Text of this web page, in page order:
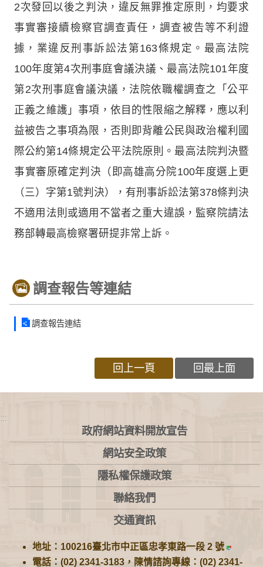
2次發回以後之判決，違反無罪推定原則，均要求
事實審接續檢察官調查責任，調查被告等不利證
據，業違反刑事訴訟法第163條規定。最高法院
100年度第4次刑事庭會議決議、最高法院101年度
第2次刑事庭會議決議，法院依職權調查之「公平
正義之維護」事項，依目的性限縮之解釋，應以利
益被告之事項為限，否則即背離公民與政治權利國
際公約第14條規定公平法院原則。最高法院判決暨
事實審原確定判決（即高雄高分院100年度選上更
（三）字第1號判決），有刑事訴訟法第378條判決
不適用法則或適用不當者之重大違誤，監察院請法
務部轉最高檢察署研提非常上訴。
調查報告等連結
調查報告連結
回上一頁 回最上面
:::
政府網站資料開放宣告
網站安全政策
隱私權保護政策
聯絡我們
交通資訊
地址：100216臺北市中正區忠孝東路一段 2 號
電話：(02) 2341-3183，陳情諮詢專線：(02) 2341-